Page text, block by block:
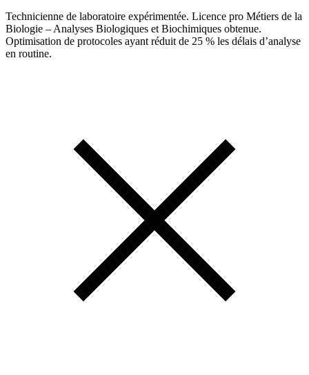
Technicienne de laboratoire expérimentée. Licence pro Métiers de la
Biologie – Analyses Biologiques et Biochimiques obtenue.
Optimisation de protocoles ayant réduit de 25 % les délais d’analyse
en routine.